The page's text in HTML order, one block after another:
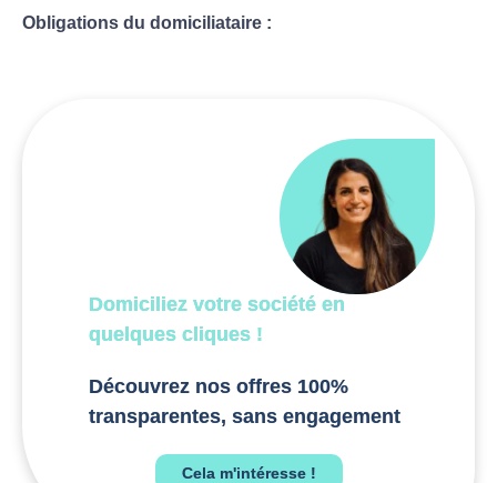
Obligations du domiciliataire :
Domiciliez votre société en
quelques cliques !
Découvrez nos offres 100%
transparentes, sans engagement
Cela m'intéresse !